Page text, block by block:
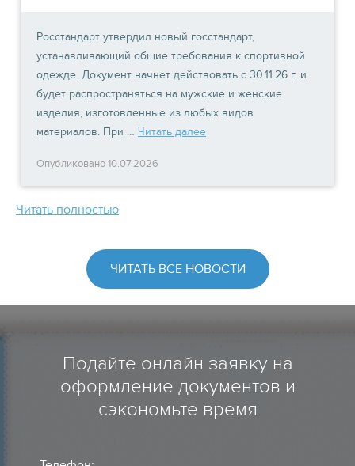
Росстандарт утвердил новый госстандарт,
устанавливающий общие требования к спортивной
одежде. Документ начнет действовать с 30.11.26 г. и
будет распространяться на мужские и женские
изделия, изготовленные из любых видов
материалов. При … Читать далее
Опубликовано 10.07.2026
Читать полностью
ЧИТАТЬ ВСЕ НОВОСТИ
Подайте онлайн заявку на
оформление документов и
сэкономьте время